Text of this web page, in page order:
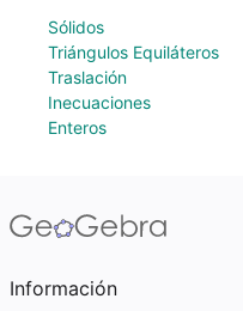
Sólidos
Triángulos Equiláteros
Traslación
Inecuaciones
Enteros
Información